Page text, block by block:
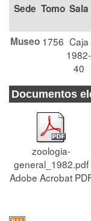
Tomo Sala
Museo 1756 Caja
1982-
40
Documentos
zoologia-
general_1982.pdf
Adobe Acrobat